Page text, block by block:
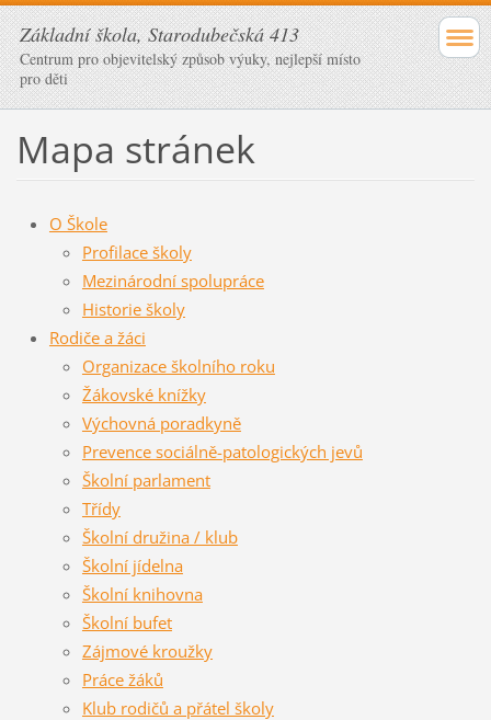
Základní škola, Starodubečská 413
Centrum pro objevitelský způsob výuky, nejlepší místo
pro děti
Mapa stránek
O Škole
Profilace školy
Mezinárodní spolupráce
Historie školy
Rodiče a žáci
Organizace školního roku
Žákovské knížky
Výchovná poradkyně
Prevence sociálně-patologických jevů
Školní parlament
Třídy
Školní družina / klub
Školní jídelna
Školní knihovna
Školní bufet
Zájmové kroužky
Práce žáků
Klub rodičů a přátel školy